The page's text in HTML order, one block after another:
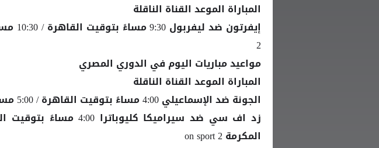
المباراة الموعد القناة الناقلة
إيفرتون ضدليفربول
2
مواعيد مباريات اليوم في الدوري المصري
المباراة الموعد القناة الناقلة
الجونة ضد الإسماعيلي 4:00 مساءً بتوقيت القاهرة / 5:00 مساءً بتوقيت مكة المكرمة on sport 1
المكرمة on sport 2